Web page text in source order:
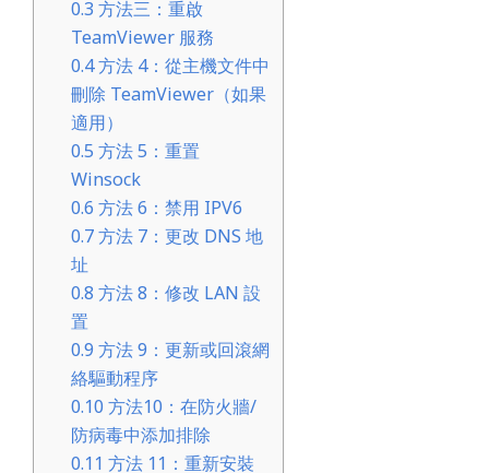
0.3 方法三：重啟
TeamViewer 服務
0.4方法 4：從主機文件中
刪除 TeamViewer（如果
適用）
0.5 方法 5：重置
Winsock
0.6 方法 6：禁用 IPV6
0.7方法 7：更改 DNS 地
址
0.8 方法 8：修改 LAN 設
置
0.9 方法 9：更新或回滾網
絡驅動程序
0.10 方法10：在防火牆/
防病毒中添加排除
0.11 方法 11：重新安裝